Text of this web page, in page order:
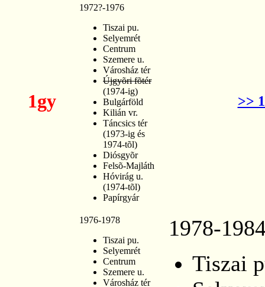
1gy
1972?-1976
Tiszai pu.
Selyemrét
Centrum
Szemere u.
Városház tér
Újgyõri fõtér
(1974-ig)
Bulgárföld
Kilián vr.
Táncsics tér
(1973-ig és
1974-tõl)
Diósgyõr
Felsõ-Majláth
Hóvirág u.
(1974-tõl)
Papírgyár
>>
1976-1978
Tiszai pu.
Selyemrét
Centrum
Szemere u.
Városház tér
1978-
Tiszai